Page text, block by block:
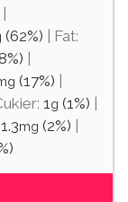
(62%)
Fat:
(17%)
1g (1%)
1.3mg (2%)